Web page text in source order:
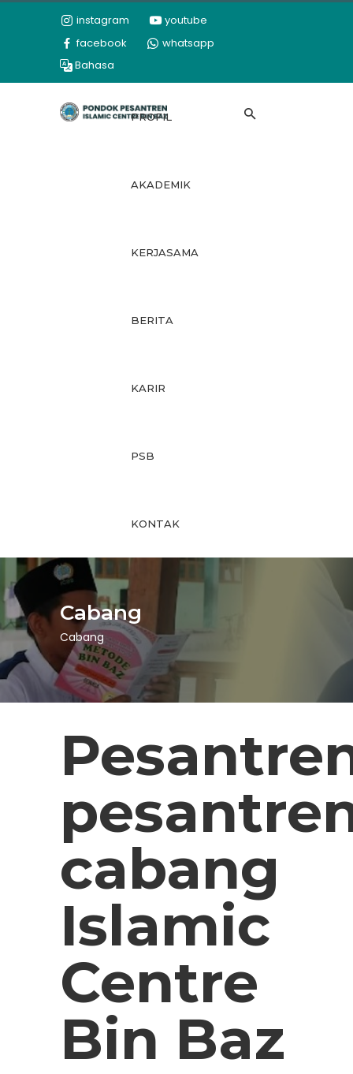
instagram
youtube
facebook
whatsapp
Bahasa
PROFIL
AKADEMIK
KERJASAMA
BERITA
KARIR
PSB
KONTAK
Cabang
Cabang
cabang
Islamic
Centre
Bin Baz